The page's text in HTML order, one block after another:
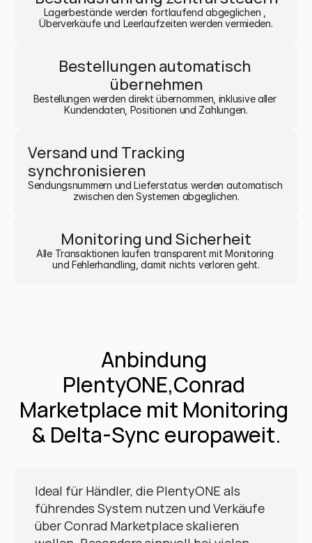
Lagerbestände werden fortlaufend abgeglichen ,
Überverkäufe und Leerlaufzeiten werden vermieden.
Bestellungen automatisch
übernehmen
Bestellungen werden direkt übernommen, inklusive aller
Kundendaten, Positionen und Zahlungen.
Versand und Tracking
synchronisieren
Sendungsnummern und Lieferstatus werden automatisch
zwischen den Systemen abgeglichen.
Monitoring und Sicherheit
Alle Transaktionen laufen transparent mit Monitoring
und Fehlerhandling, damit nichts verloren geht.
Anbindung
PlentyONE,Conrad
Marketplace mit Monitoring
& Delta-Sync europaweit.
Ideal für Händler, die PlentyONE als
führendes System nutzen und Verkäufe
über Conrad Marketplace skalieren